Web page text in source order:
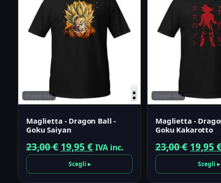
Dragon Ball
Maglietta - Dragon Ball -
Goku Saiyan
23,00€ Il
prezzo
originale
19,95 €Il
attuale
IVA inc.
Scegli ▸
Dragon Ball
Maglietta -
Goku Kakarotto
23,00€ Il
prezzo
19,95
Scegli ▸